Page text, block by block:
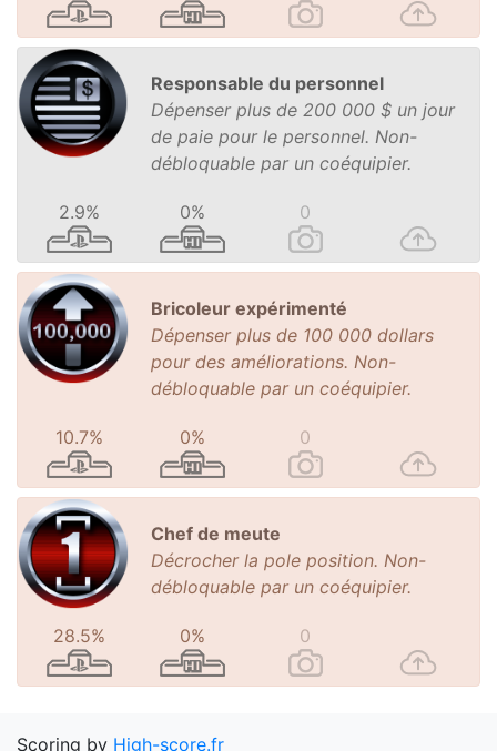
Responsable du personnel
Dépenser plus de 200 000 $ un jour
de paie pour le personnel. Non-
débloquable par un coéquipier.
2.9% 0% 0
Bricoleur expérimenté
Dépenser plus de 100 000 dollars
pour des améliorations. Non-
débloquable par un coéquipier.
10.7% 0% 0
Chef de meute
Décrocher la pole position. Non-
débloquable par un coéquipier.
28.5% 0% 0
Scoring by High-score.fr